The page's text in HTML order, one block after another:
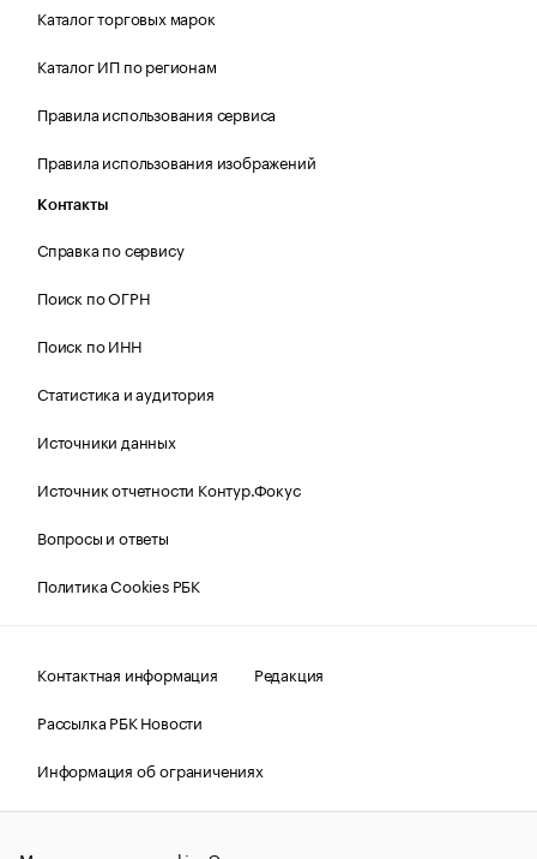
Каталог торговых марок
Каталог ИП по регионам
Правила использования сервиса
Правила использования изображений
Контакты
Справка по сервису
Поиск по ОГРН
Поиск по ИНН
Статистика и аудитория
Источники данных
Источник отчетности Контур.Фокус
Вопросы и ответы
Политика Cookies РБК
Контактная информация
Редакция
Рассылка РБК Новости
Информация об ограничениях
Правовая информация
О соблюдении авторских прав